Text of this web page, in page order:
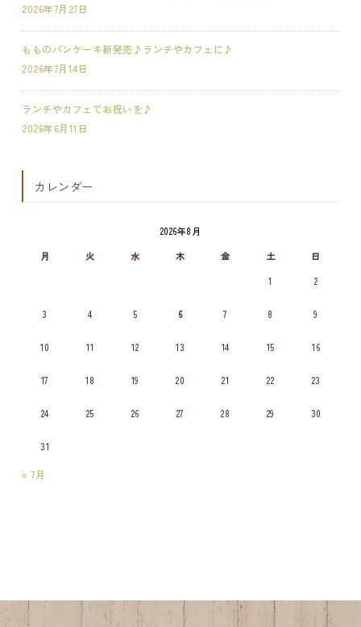
2026年7月27日
もものパンケーキ新発売♪ランチやカフェに♪
2026年7月14日
ランチやカフェでお祝いを♪
2026年6月11日
カレンダー
2026年8月
月
火 水 木 金 土
日
1
2
3 4 5 6 7 8 9
10 11 12 13 14 15 16
17 18 19 20 21 22 23
24 25 26 27 28 29 30
31
« 7月